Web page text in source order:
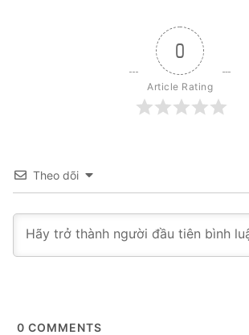
0
Article Rating
Theo dõi
0 COMMENTS